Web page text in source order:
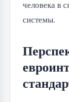
человека в
системы.